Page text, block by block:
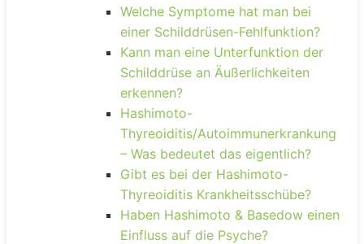
Welche Symptome hat man bei
einer Schilddrüsen-Fehlfunktion?
Kann man eine Unterfunktion der
Schilddrüse an Äußerlichkeiten
erkennen?
Hashimoto-
Thyreoiditis/Autoimmunerkrankung
– Was bedeutet das eigentlich?
Gibt es bei der Hashimoto-
Thyreoiditis Krankheitsschübe?
Haben Hashimoto & Basedow einen
Einfluss auf die Psyche?